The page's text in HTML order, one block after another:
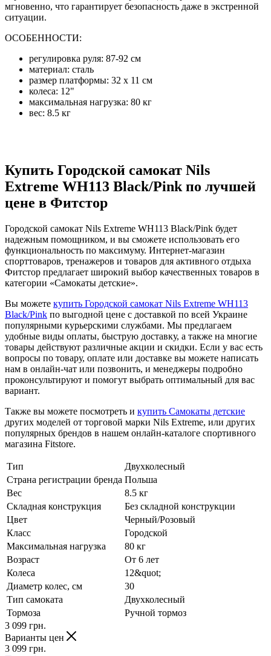
мгновенно, что гарантирует безопасность даже в экстренной
ситуации.
ОСОБЕННОСТИ:
регулировка руля: 87-92 см
материал: сталь
размер платформы: 32 х 11 см
колеса: 12"
максимальная нагрузка: 80 кг
вес: 8.5 кг
Купить Городской самокат Nils
Extreme WH113 Black/Pink по лучшей
цене в Фитстор
Городской самокат Nils Extreme WH113 Black/Pink будет
надежным помощником, и вы сможете использовать его
функциональность по максимуму. Интернет-магазин
спорттоваров, тренажеров и товаров для активного отдыха
Фитстор предлагает широкий выбор качественных товаров в
категории «Самокаты детские».
Вы можете купить Городской самокат Nils Extreme WH113
Black/Pink по выгодной цене с доставкой по всей Украине
популярными курьерскими службами. Мы предлагаем
удобные виды оплаты, быструю доставку, а также на многие
товары действуют различные акции и скидки. Если у вас есть
вопросы по товару, оплате или доставке вы можете написать
нам в онлайн-чат или позвонить, и менеджеры подробно
проконсультируют и помогут выбрать оптимальный для вас
вариант.
Также вы можете посмотреть и купить Самокаты детские
других моделей от торговой марки Nils Extreme, или других
популярных брендов в нашем онлайн-каталоге спортивного
магазина Fitstore.
Тип
Двухколесный
Страна регистрации бренда Польша
Вес
8.5 кг
Складная конструкция
Без cкладной конструкции
Цвет
Черный/Розовый
Класс
Городской
Максимальная нагрузка
80 кг
Возраст
От 6 лет
Колеса
12&quot;
Диаметр колес, см
30
Тип самоката
Двухколесный
Тормоза
Ручной тормоз
3 099 грн.
Варианты цен
3 099 грн.